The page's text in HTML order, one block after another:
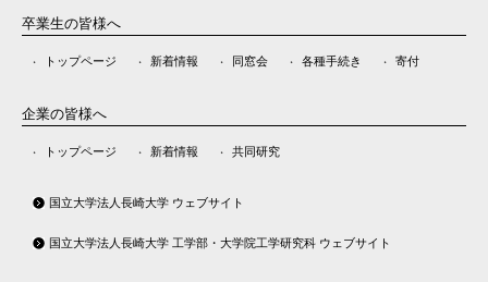
卒業生の皆様へ
トップページ 新着情報 同窓会 各種手続き 寄付
企業の皆様へ
トップページ 新着情報 共同研究
国立大学法人長崎大学 ウェブサイト
国立大学法人長崎大学 工学部・大学院工学研究科 ウェブサイト